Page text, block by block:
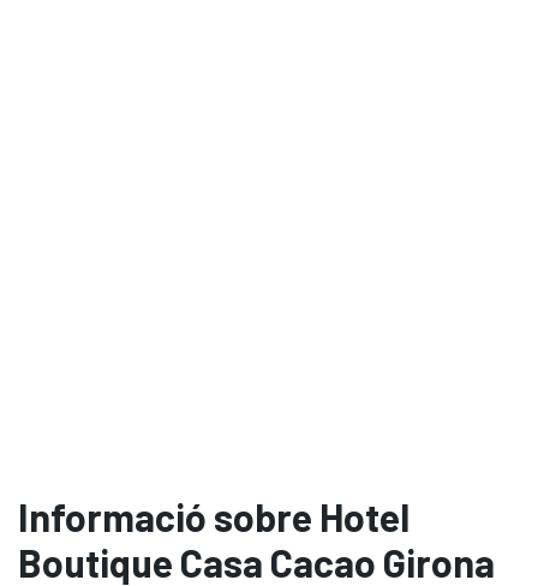
Informació sobre Hotel
Boutique Casa Cacao Girona